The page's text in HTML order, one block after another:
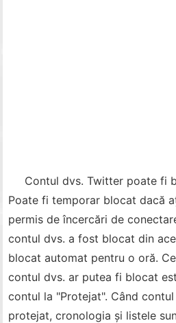
Contul dvs. Twitter poate fi
Poate fi temporar blocat dacă
permis de încercări de
contul dvs. a fost blocat din
blocat automat pentru o oră.
contul dvs. ar putea fi blocat
contul la "Protejat". Când
protejat, cronologia și listele